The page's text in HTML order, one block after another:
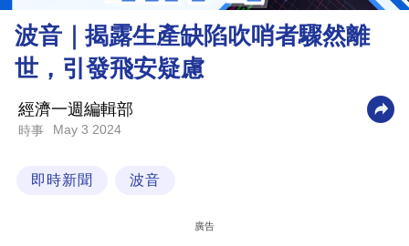
財
商
業
科
波音｜揭露生產缺陷吹哨者驟然離
世，引發飛安疑慮
經濟一週編輯部
時事 May 3 2024
即時新聞 波音
廣告